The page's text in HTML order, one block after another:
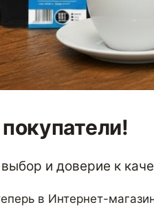
и доверие к
в Интернет-